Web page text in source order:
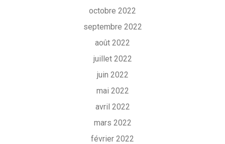
octobre 2022
septembre 2022
août 2022
juillet 2022
juin 2022
mai 2022
avril 2022
mars 2022
février 2022